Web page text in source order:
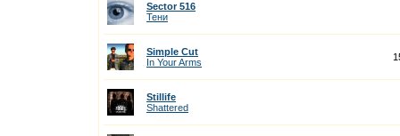
Sector 516
Тени
Simple Cut
In Your Arms
Stillife
Shattered